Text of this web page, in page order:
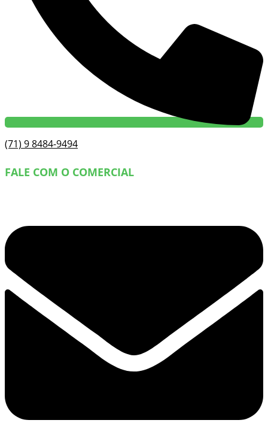
(71) 9 8484-9494
FALE COM O COMERCIAL